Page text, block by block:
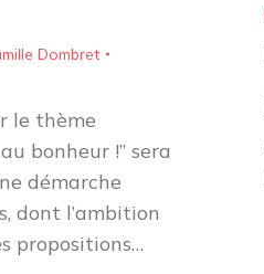
Dombret
le thème
bonheur !” sera
démarche
dont l’ambition
propositions…